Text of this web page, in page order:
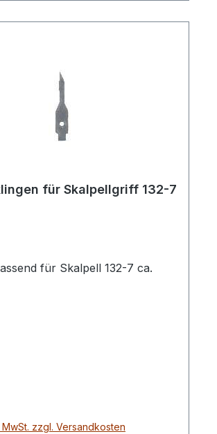
für Skalpellgriff 132-7
für Skalpell 132-7 ca.
zzgl. Versandkosten